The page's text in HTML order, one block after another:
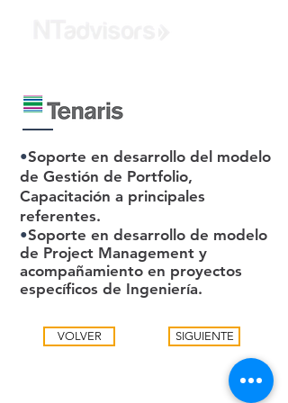
•Soporte en desarrollo del modelo
de Gestión de Portfolio,
Capacitación a principales
referentes.
•Soporte en desarrollo de modelo
de Project Management y
acompañamiento en proyectos
específicos de Ingeniería.
VOLVER SIGUIENTE